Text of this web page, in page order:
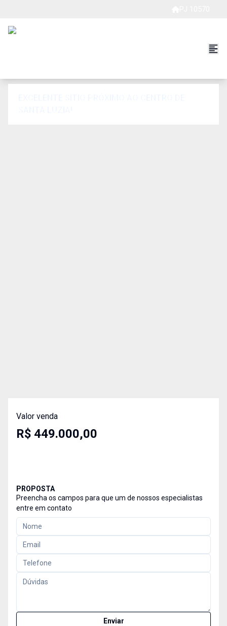
Valor venda
R$ 449.000,00
PROPOSTA
Preencha os campos para que um de nossos especialistas
entre em contato
Enviar